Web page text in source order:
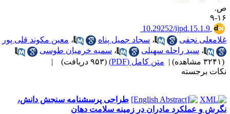
۹
‎ 10.29252/ijpd.15.1.9
نجفی
،سجاد جمیل پناه ،معین مکوند قلی پور
،سید راحله سهیلی ،سمیه خرمیان طوسی
| متن کامل (PDF) (۹۵۳ دریافت)
|
برجسته
طراحی پرسشنامه سنجش دانش،
و عملکرد مادران در زمینه سلامت دهان